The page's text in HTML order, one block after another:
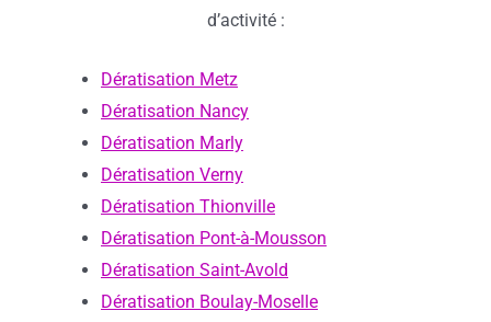
d’activité :
Dératisation Metz
Dératisation Nancy
Dératisation Marly
Dératisation Verny
Dératisation Thionville
Dératisation Pont-à-Mousson
Dératisation Saint-Avold
Dératisation Boulay-Moselle